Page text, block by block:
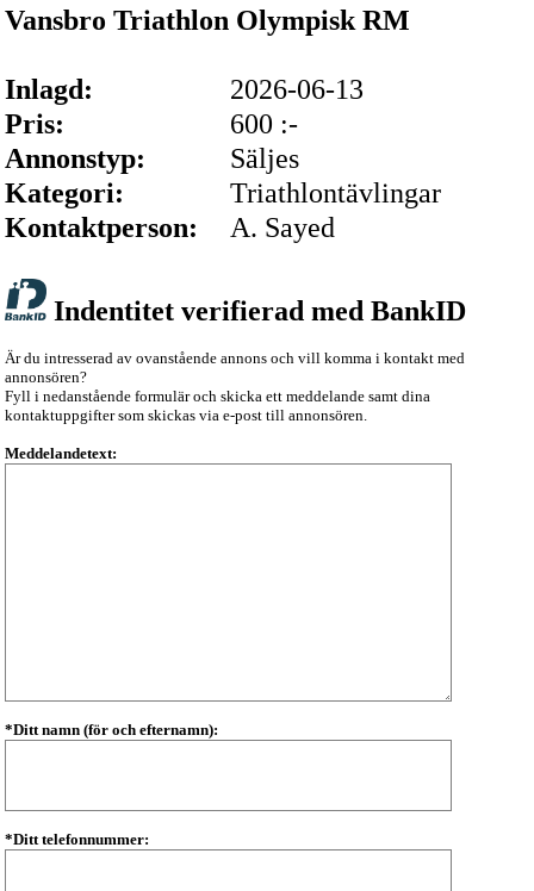
Vansbro Triathlon Olympisk RM
Inlagd:
2026-06-13
Pris:
600 :-
Annonstyp:
Säljes
Kategori:
Triathlontävlingar
Kontaktperson:
A. Sayed
Indentitet verifierad med BankID
Är du intresserad av ovanstående annons och vill komma i kontakt med
annonsören?
Fyll i nedanstående formulär och skicka ett meddelande samt dina
kontaktuppgifter som skickas via e-post till annonsören.
Meddelandetext:
*Ditt namn (för och efternamn):
*Ditt telefonnummer: